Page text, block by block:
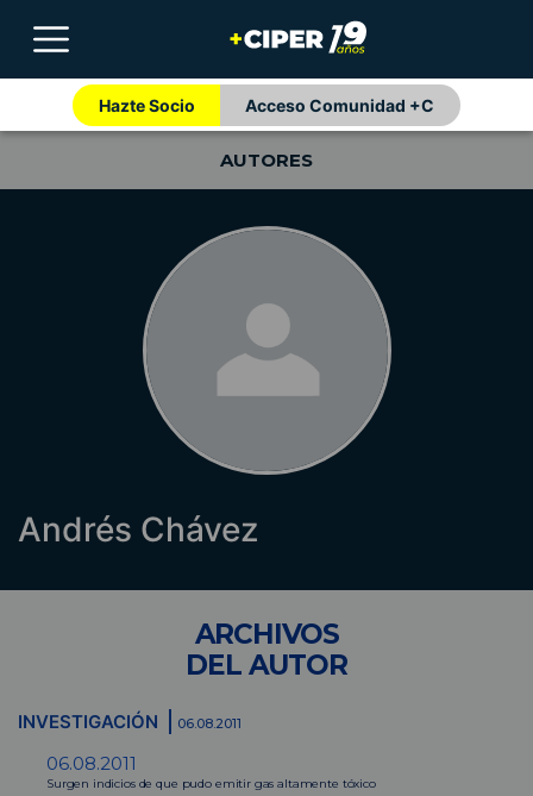
Hazte Socio Acceso Comunidad +C
AUTORES
Andrés Chávez
ARCHIVOS
DEL AUTOR
INVESTIGACIÓN 06.08.2011
06.08.2011
Surgen indicios de que pudo emitir gas altamente tóxico